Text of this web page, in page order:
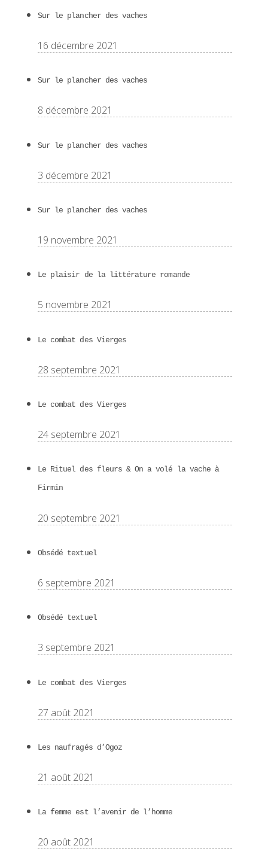
Sur le plancher des vaches
16 décembre 2021
Sur le plancher des vaches
8 décembre 2021
Sur le plancher des vaches
3 décembre 2021
Sur le plancher des vaches
19 novembre 2021
Le plaisir de la littérature romande
5 novembre 2021
Le combat des Vierges
28 septembre 2021
Le combat des Vierges
24 septembre 2021
Le Rituel des fleurs & On a volé la vache à
Firmin
20 septembre 2021
Obsédé textuel
6 septembre 2021
Obsédé textuel
3 septembre 2021
Le combat des Vierges
27 août 2021
Les naufragés d’Ogoz
21 août 2021
La femme est l’avenir de l’homme
20 août 2021